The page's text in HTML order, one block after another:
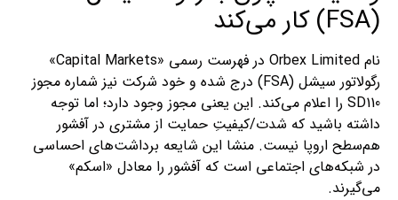
(FSA) کار می‌کند
نام Orbex Limited در فهرست رسمی «Capital Markets»
رگولاتور سیشل (FSA) درج شده و خود شرکت نیز شماره مجوز
SD110 را اعلام می‌کند. این یعنی مجوز وجود دارد؛ اما توجه
داشته باشید که شدت/کیفیتِ حمایت از مشتری در آفشور
هم‌سطح اروپا نیست. منشا این شایعه برداشت‌های احساسی
در شبکه‌های اجتماعی است که آفشور را معادل «اسکم»
می‌گیرند.